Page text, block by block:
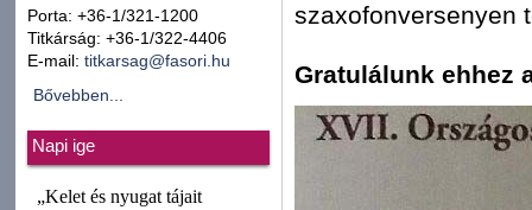
Porta: +36-1/321-1200
Titkárság: +36-1/322-4406
E-mail: titkarsag@fasori.hu
Bővebben...
Napi ige
szaxofonversenyen
Gratulálunk ehhez